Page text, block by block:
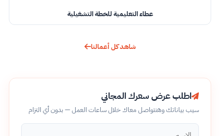
عطاء التعليمية للخطة التشغيلية
شاهد كل أعمالنا
اطلب عرض سعرك المجاني
سيب بياناتك وهنتواصل معاك خلال ساعات العمل — بدون أي التزام
الاسم